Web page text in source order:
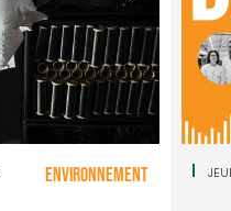
ENVIRONNEMENT